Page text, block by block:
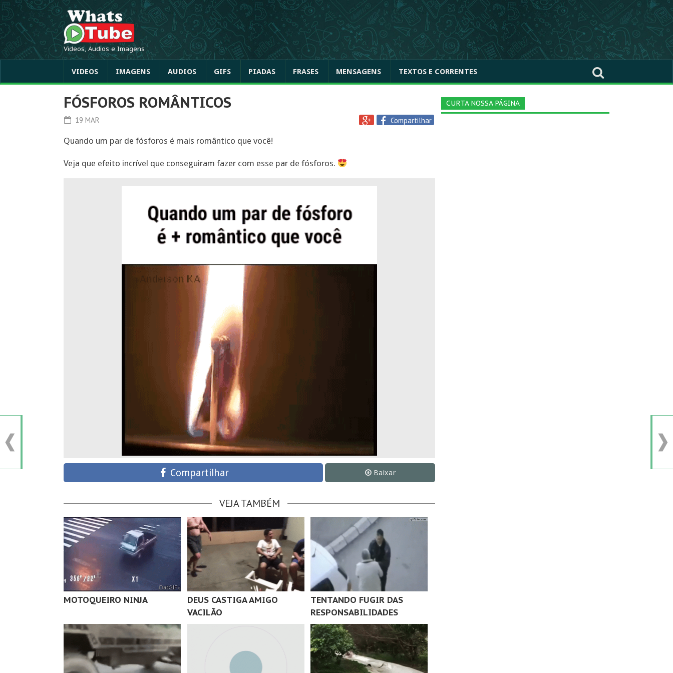
Videos, Audios e Imagens
VIDEOS IMAGENS AUDIOS GIFS PIADAS FRASES MENSAGENS TEXTOS E CORRENTES
FÓSFOROS ROMÂNTICOS
19 MAR Compartilhar
Quando um par de fósforos é mais romântico que você!
Veja que efeito incrível que conseguiram fazer com esse par de fósforos.
Compartilhar Baixar
VEJA TAMBÉM
MOTOQUEIRO NINJA
DEUS CASTIGA AMIGO
VACILÃO
TENTANDO FUGIR DAS
RESPONSABILIDADES
CURTA NOSSA PÁGINA